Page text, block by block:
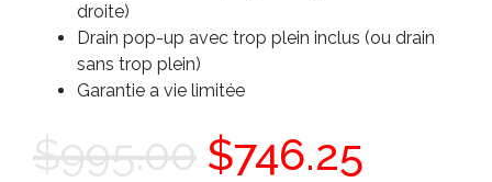
droite)
Drain pop-up avec trop plein inclus (ou drain
sans trop plein)
Garantie a vie limitée
$995.00 Le
$746.25